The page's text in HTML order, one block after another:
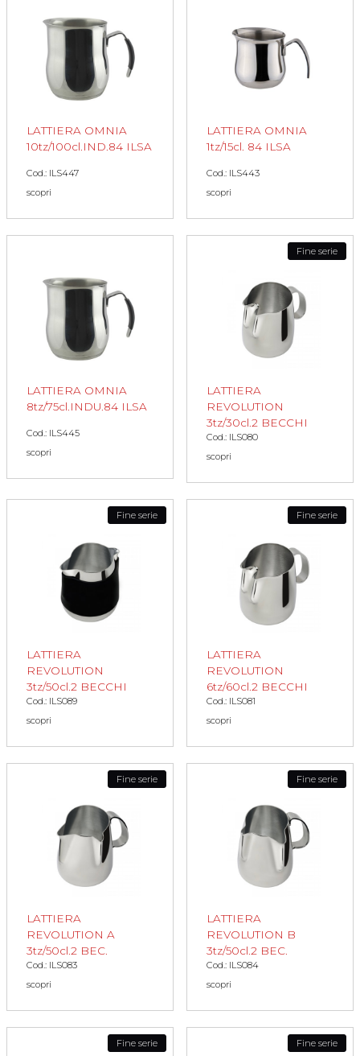
LATTIERA OMNIA
10tz/100cl.IND.84 ILSA
Cod.: ILS447
scopri
LATTIERA OMNIA
1tz/15cl. 84 ILSA
Cod.: ILS443
scopri
LATTIERA OMNIA
8tz/75cl.INDU.84 ILSA
Cod.: ILS445
scopri
Fine serie
LATTIERA
REVOLUTION
3tz/30cl.2 BECCHI
Cod.: ILS080
scopri
Fine serie
LATTIERA
REVOLUTION
3tz/50cl.2 BECCHI
Cod.: ILS089
scopri
Fine serie
LATTIERA
REVOLUTION
6tz/60cl.2 BECCHI
Cod.: ILS081
scopri
Fine serie
LATTIERA
REVOLUTION A
3tz/50cl.2 BEC.
Cod.: ILS083
scopri
Fine serie
LATTIERA
REVOLUTION B
3tz/50cl.2 BEC.
Cod.: ILS084
scopri
Fine serie Fine serie